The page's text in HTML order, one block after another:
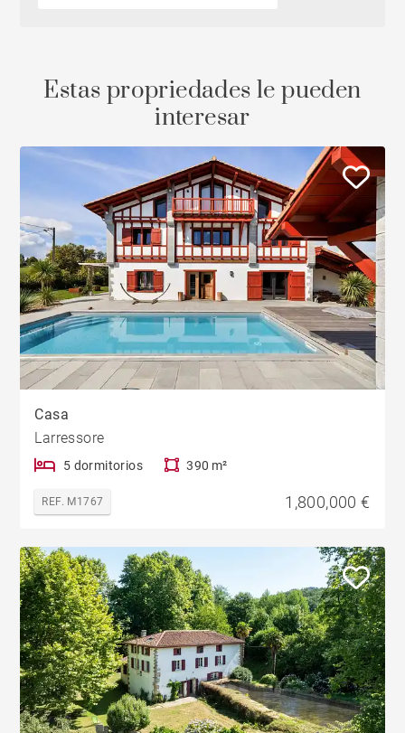
Estas propriedades le pueden
interesar
Casa
Larressore
5 dormitorios 390 m²
REF. M1767 1,800,000 €